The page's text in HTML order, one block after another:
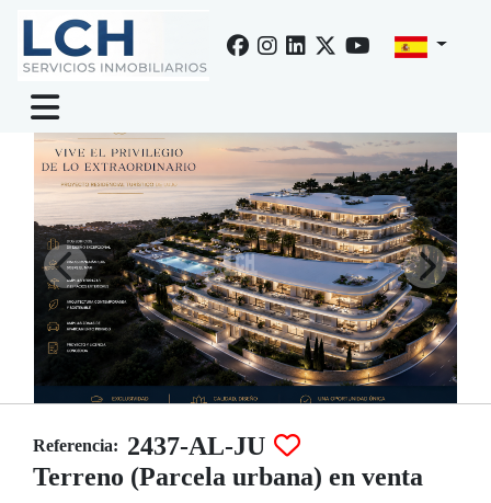
Referencia: 2437-AL-JU
Terreno (Parcela urbana) en venta